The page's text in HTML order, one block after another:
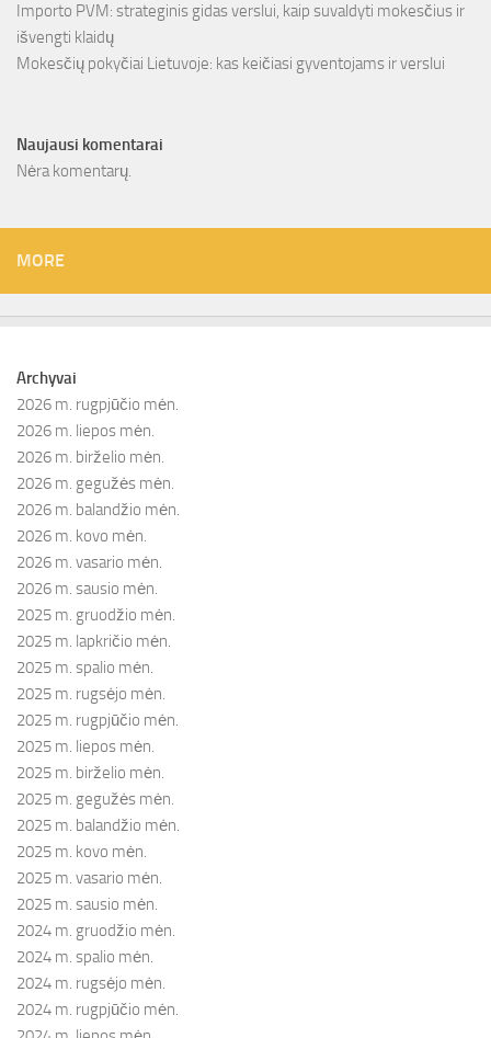
Importo PVM: strateginis gidas verslui, kaip suvaldyti mokesčius ir
išvengti klaidų
Mokesčių pokyčiai Lietuvoje: kas keičiasi gyventojams ir verslui
Naujausi komentarai
Nėra komentarų.
MORE
Archyvai
2026 m. rugpjūčio mėn.
2026 m. liepos mėn.
2026 m. birželio mėn.
2026 m. gegužės mėn.
2026 m. balandžio mėn.
2026 m. kovo mėn.
2026 m. vasario mėn.
2026 m. sausio mėn.
2025 m. gruodžio mėn.
2025 m. lapkričio mėn.
2025 m. spalio mėn.
2025 m. rugsėjo mėn.
2025 m. rugpjūčio mėn.
2025 m. liepos mėn.
2025 m. birželio mėn.
2025 m. gegužės mėn.
2025 m. balandžio mėn.
2025 m. kovo mėn.
2025 m. vasario mėn.
2025 m. sausio mėn.
2024 m. gruodžio mėn.
2024 m. spalio mėn.
2024 m. rugsėjo mėn.
2024 m. rugpjūčio mėn.